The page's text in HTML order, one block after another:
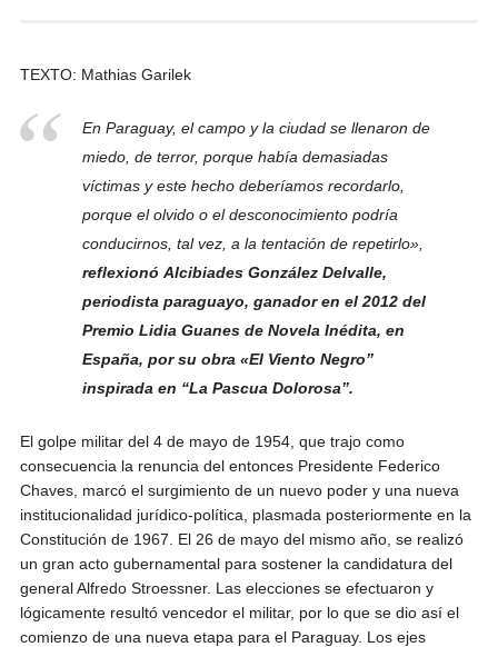
TEXTO: Mathias Garilek
En Paraguay, el campo y la ciudad se llenaron de
miedo, de terror, porque había demasiadas
víctimas y este hecho deberíamos recordarlo,
porque el olvido o el desconocimiento podría
conducirnos, tal vez, a la tentación de repetirlo»,
reflexionó Alcibiades González Delvalle,
periodista paraguayo, ganador en el 2012 del
Premio Lidia Guanes de Novela Inédita, en
España, por su obra «El Viento Negro”
inspirada en “La Pascua Dolorosa”.
El golpe militar del 4 de mayo de 1954, que trajo como
consecuencia la renuncia del entonces Presidente Federico
Chaves, marcó el surgimiento de un nuevo poder y una nueva
institucionalidad jurídico-política, plasmada posteriormente en la
Constitución de 1967. El 26 de mayo del mismo año, se realizó
un gran acto gubernamental para sostener la candidatura del
general Alfredo Stroessner. Las elecciones se efectuaron y
lógicamente resultó vencedor el militar, por lo que se dio así el
comienzo de una nueva etapa para el Paraguay. Los ejes